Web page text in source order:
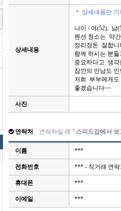
상세내용
＊ 상세내용만
나이 / 여(52), 남
펜션 청소는 약
정리정돈 잘합니
함께 하시는 분
중요하다고 생각
잠깐의 만남도
저희 부부에게도
좋겠습니다~~
사진
연락처 연락하실 때 "스피드잡에서
이름 ***
전화번호 *** - 직거래 연
휴대폰 ***
이메일 ***